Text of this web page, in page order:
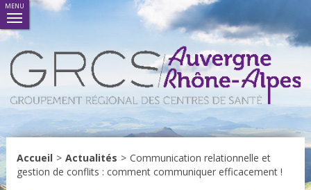
MENU
Accueil > Actualités > Communication relationnelle et
gestion de conflits : comment communiquer efficacement !